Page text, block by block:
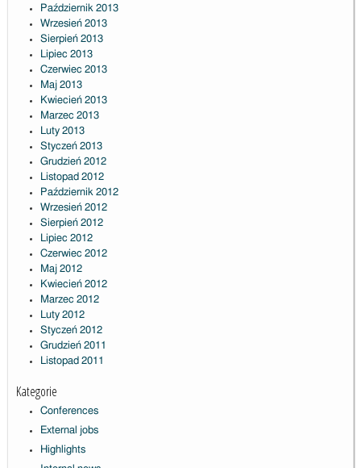
Październik 2013
Wrzesień 2013
Sierpień 2013
Lipiec 2013
Czerwiec 2013
Maj 2013
Kwiecień 2013
Marzec 2013
Luty 2013
Styczeń 2013
Grudzień 2012
Listopad 2012
Październik 2012
Wrzesień 2012
Sierpień 2012
Lipiec 2012
Czerwiec 2012
Maj 2012
Kwiecień 2012
Marzec 2012
Luty 2012
Styczeń 2012
Grudzień 2011
Listopad 2011
Kategorie
Conferences
External jobs
Highlights